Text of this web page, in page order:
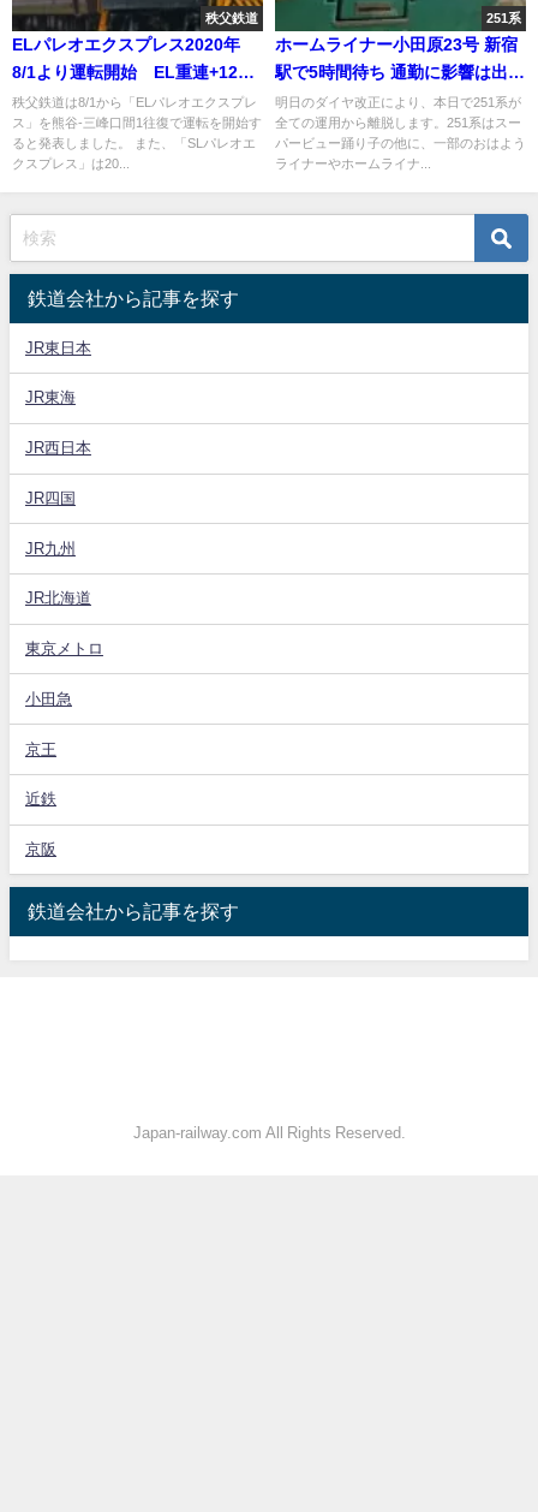
秩父鉄道
ELパレオエクスプレス2020年
8/1より運転開始 EL重連+12系
客車全車自由席で運転 秩父鉄
道発表
秩父鉄道は8/1から「ELパレオエクスプレ
ス」を熊谷-三峰口間1往復で運転を開始す
ると発表しました。 また、「SLパレオエ
クスプレス」は20...
251系
ホームライナー小田原23号 新宿
駅で5時間待ち 通勤に影響は出な
いのか
明日のダイヤ改正により、本日で251系が
全ての運用から離脱します。251系はスー
パービュー踊り子の他に、一部のおはよう
ライナーやホームライナ...
鉄道会社から記事を探す
JR東日本
JR東海
JR西日本
JR四国
JR九州
JR北海道
東京メトロ
小田急
京王
近鉄
京阪
鉄道会社から記事を探す
Japan-railway.com All Rights Reserved.